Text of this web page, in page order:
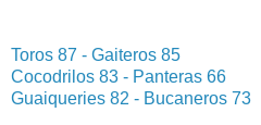
Toros 87 - Gaiteros 85
Cocodrilos 83 - Panteras 66
Guaiqueries 82 - Bucaneros 73